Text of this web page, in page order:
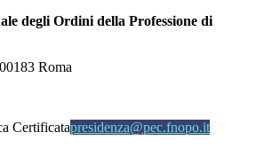
degli Ordini della Professione di
Roma
Certificatapresidenza@pec.fnopo.it